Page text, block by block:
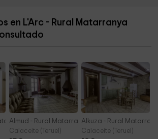
13,0 km
en L'Arc - Rural Matarranya
Almud - Rural Matarranya
Calaceite (Teruel)
Alkuza - Rural
Calaceite (Teruel)